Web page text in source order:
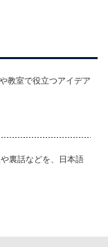
教室で役立つアイデア
裏話などを、日本語